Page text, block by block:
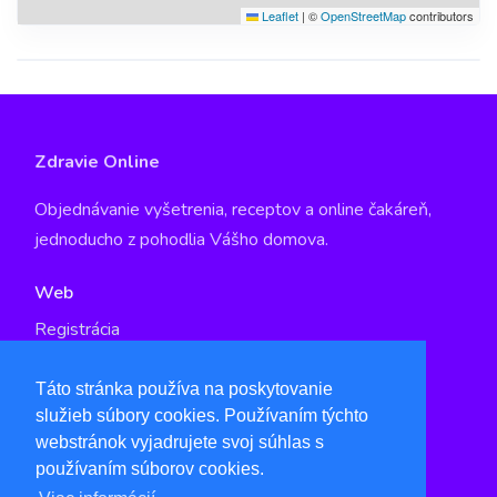
Táto stránka používa na poskytovanie
služieb súbory cookies. Používaním týchto
webstránok vyjadrujete svoj súhlas s
používaním súborov cookies.
Leaflet | ©OpenStreetMapcontributors
Zdravie Online
Objednávanie vyšetrenia, receptov a online čakáreň,
jednoducho z pohodlia Vášho domova.
Web
Registrácia
Kontakt
info@qspot.io